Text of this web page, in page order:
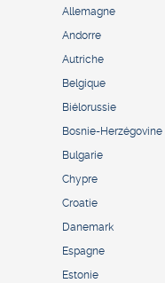
Allemagne
Andorre
Autriche
Belgique
Biélorussie
Bosnie-Herzégovine
Bulgarie
Chypre
Croatie
Danemark
Espagne
Estonie